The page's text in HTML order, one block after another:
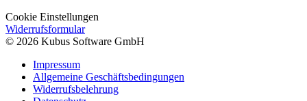
Cookie Einstellungen
Widerrufsformular
© 2026 Kubus Software GmbH
Impressum
Allgemeine Geschäftsbedingungen
Widerrufsbelehrung